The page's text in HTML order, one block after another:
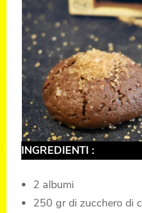
INGREDIENTI :
2 albumi
250 gr di zucchero di